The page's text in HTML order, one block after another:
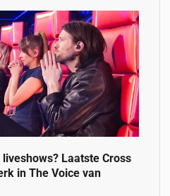
Laatste Cross
in The Voice van